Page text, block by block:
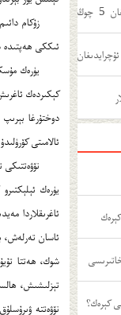
جىنسى تۇرمۇش كۆپ بولۇپ كەتكەندە بەدەنگە بولغان 5 چوڭ
كېرەك؟
زۇكام
ئىككى ھەپتىدە
يۈرەك
كېكىردەك
دوختۇرغا بېرىپ
ئالامىتى
يۈرەك
ئاغرىقلاردا
ئاسان تەرلەش،
شوك، ھەتتا
تېزلىشىش،
نۆۋەتتە